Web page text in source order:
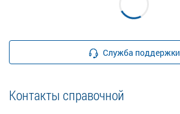
Служба поддержки
Контакты справочной